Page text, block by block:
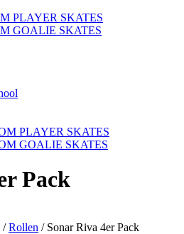
PLAYER SKATES
GOALIE SKATES
PLAYER SKATES
GOALIE SKATES
Pack
/Rollen / Sonar Riva 4er Pack